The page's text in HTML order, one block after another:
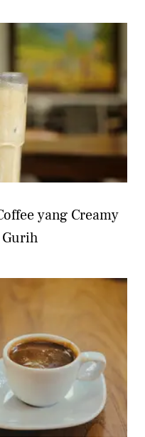
yang Creamy